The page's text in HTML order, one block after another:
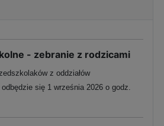
- zebranie z rodzicami
z oddziałów
się 1 września 2026 o godz.